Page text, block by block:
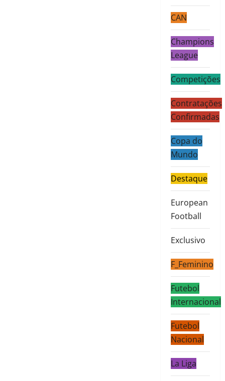
CAN
Champions
League
Competições
Contratações
Confirmadas
Copa do
Mundo
Destaque
European
Football
Exclusivo
F_Feminino
Futebol
Internacional
Futebol
Nacional
La Liga